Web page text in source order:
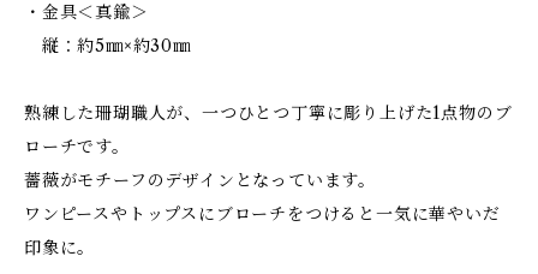
・金具＜真鍮＞
縦：約5㎜×約30㎜
熟練した珊瑚職人が、一つひとつ丁寧に彫り上げた1点物のブ
ローチです。
薔薇がモチーフのデザインとなっています。
ワンピースやトップスにブローチをつけると一気に華やいだ
印象に。